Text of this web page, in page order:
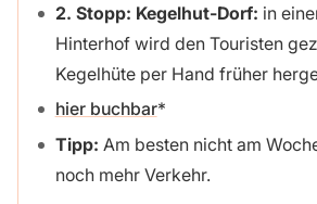
2. Stopp: Kegelhut-Dorf: in
Hinterhof wird den Touristen
Kegelhüte per Hand früher
hier buchbar
Tipp: Am besten nicht am
noch mehr Verkehr.